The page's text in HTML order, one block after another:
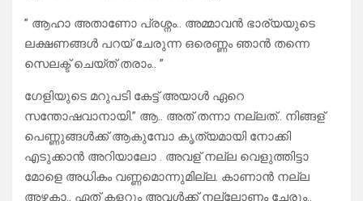
” ആഹാ അതാണോ പ്രശ്നം.. അമ്മാവൻ ഭാര്യയുടെ
ലക്ഷണങ്ങൾ പറയ് ചേരുന്ന ഒരെണ്ണം ഞാൻ തന്നെ
സെലക്ട്‌ ചെയ്ത് തരാം.. ”
ഗേളിയുടെ മറുപടി കേട്ട് അയാൾ ഏറെ
സന്തോഷവാനായി.” ആ.. അത് തന്നാ നല്ലത്.. നിങ്ങള്
പെണ്ണുങ്ങൾക്ക് ആകുമ്പോ കൃത്യമായി നോക്കി
എടുക്കാൻ അറിയാലോ . അവള് നല്ല വെളുത്തിട്ടാ
മോളെ അധികം വണ്ണമൊന്നുമില്ല. കാണാൻ നല്ല
അഴകാ.. ഏത് കളറും അവൾക്ക് നല്ലോണം ചേരും..